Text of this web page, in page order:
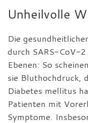
Unheilvolle
Die
durch SARS-CoV-2
Ebenen: So
sie Bluthochdruck,
Diabetes mellitus
Patienten mit
Symptome.